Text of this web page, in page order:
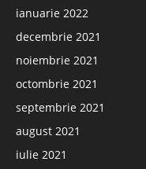
ianuarie 2022
decembrie 2021
noiembrie 2021
octombrie 2021
septembrie 2021
august 2021
iulie 2021